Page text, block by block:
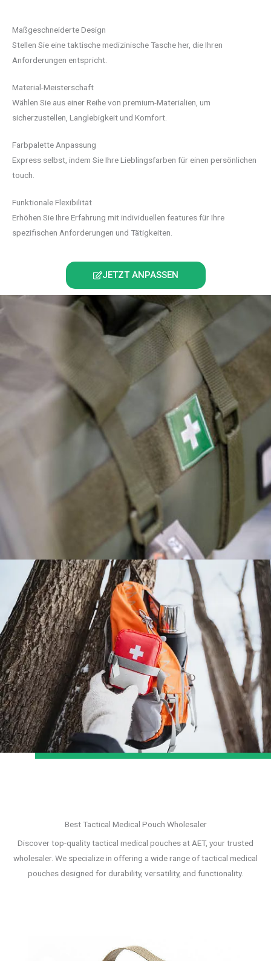
Maßgeschneiderte Design
Stellen Sie eine taktische medizinische Tasche her, die Ihren
Anforderungen entspricht.
Material-Meisterschaft
Wählen Sie aus einer Reihe von premium-Materialien, um
sicherzustellen, Langlebigkeit und Komfort.
Farbpalette Anpassung
Express selbst, indem Sie Ihre Lieblingsfarben für einen persönlichen
touch.
Funktionale Flexibilität
Erhöhen Sie Ihre Erfahrung mit individuellen features für Ihre
spezifischen Anforderungen und Tätigkeiten.
JETZT ANPASSEN
Best Tactical Medical Pouch Wholesaler
Discover top-quality tactical medical pouches at AET, your trusted
wholesaler. We specialize in offering a wide range of tactical medical
pouches designed for durability, versatility, and functionality.